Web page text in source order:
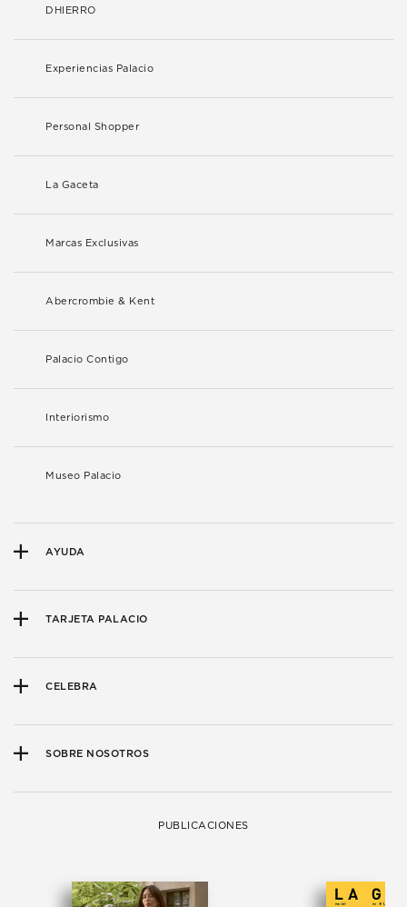
DHIERRO
Experiencias Palacio
Personal Shopper
La Gaceta
Marcas Exclusivas
Abercrombie & Kent
Palacio Contigo
Interiorismo
Museo Palacio
AYUDA
TARJETA PALACIO
CELEBRA
SOBRE NOSOTROS
PUBLICACIONES